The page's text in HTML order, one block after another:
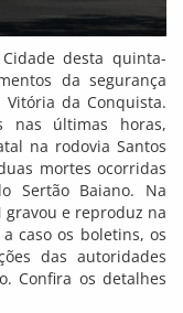
desta quinta-
da segurança
da Conquista.
nas últimas horas,
na rodovia Santos
mortes ocorridas
Sertão Baiano. Na
gravou e reproduz na
caso os boletins, os
das autoridades
Confira os detalhes